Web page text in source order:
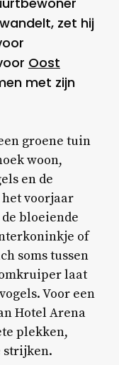
zet hij
Oost
met zijn
groene tuin
woon,
en de
voorjaar
bloeiende
of
soms tussen
laat
Voor een
Hotel Arena
plekken,
strijken.